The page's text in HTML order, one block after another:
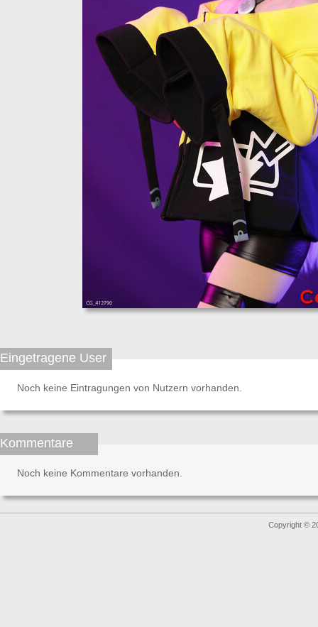
Eingetragene User
Noch keine Eintragungen von Nutzern vorhanden.
Kommentare
Noch keine Kommentare vorhanden.
Copyright ©